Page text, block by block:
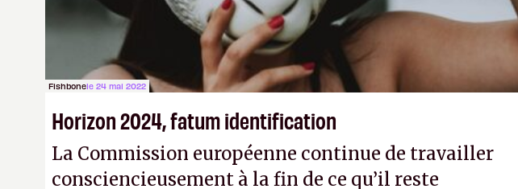
Fishbonele 24 mai 2022
Horizon 2024, fatum identification
La Commission européenne continue de travailler
consciencieusement à la fin de ce qu’il reste